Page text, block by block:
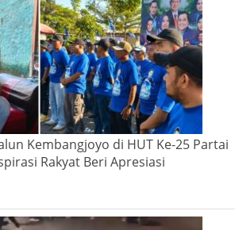
Kembangjoyo di HUT Ke-25 Partai
Rakyat Beri Apresiasi